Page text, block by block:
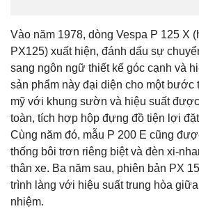
Vào năm 1978, dòng Vespa P 125 X
PX125) xuất hiện, đánh dấu sự
sang ngôn ngữ thiết kế góc cạnh và
sản phẩm này đại diện cho một bước
mỹ với khung sườn và hiệu suất
toàn, tích hợp hộp đựng đồ tiện lợi
Cùng năm đó, mẫu P 200 E cũng
thống bôi trơn riêng biệt và đèn xi-
thân xe. Ba năm sau, phiên bản PX
trình làng với hiệu suất trung hòa
nhiệm.